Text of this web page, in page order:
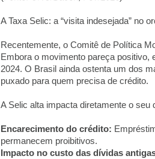
A Taxa Selic: a “visita indesejada” no
Recentemente, o Comitê de Política
Embora o movimento pareça positivo,
2024. O Brasil ainda ostenta um dos
puxado para quem precisa de crédito.
A Selic alta impacta diretamente o seu
Encarecimento do crédito:
permanecem proibitivos.
Impacto no custo das dívidas